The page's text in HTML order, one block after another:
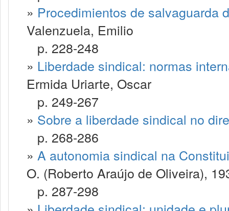
» Procedimientos de salvaguarda
Valenzuela, Emilio
p. 228-248
» Liberdade sindical: normas
Ermida Uriarte, Oscar
p. 249-267
» Sobre a liberdade sindical no
p. 268-286
» A autonomia sindical na
O. (Roberto Araújo de Oliveira),
p. 287-298